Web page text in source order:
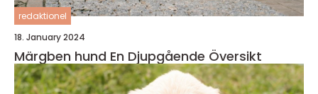
redaktionel
18. January 2024
Märgben hund En Djupgående Översikt